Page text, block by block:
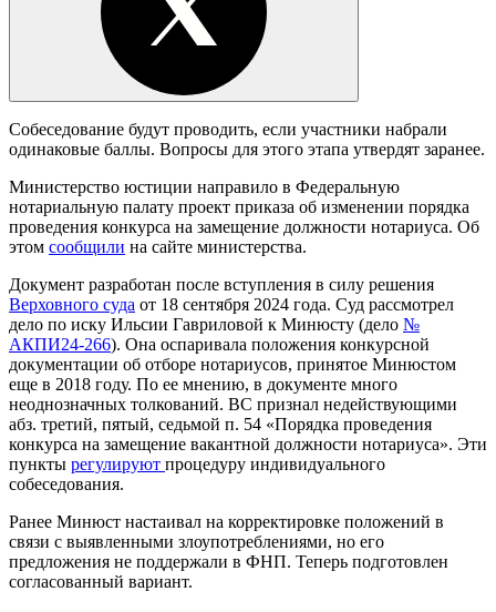
Собеседование будут проводить, если участники набрали
одинаковые баллы. Вопросы для этого этапа утвердят заранее.
Министерство юстиции направило в Федеральную
нотариальную палату проект приказа об изменении порядка
проведения конкурса на замещение должности нотариуса. Об
этом сообщили на сайте министерства.
Документ разработан после вступления в силу решения
Верховного суда от 18 сентября 2024 года. Суд рассмотрел
дело по иску Ильсии Гавриловой к Минюсту (дело №
АКПИ24-266). Она оспаривала положения конкурсной
документации об отборе нотариусов, принятое Минюстом
еще в 2018 году. По ее мнению, в документе много
неоднозначных толкований. ВС признал недействующими
абз. третий, пятый, седьмой п. 54 «Порядка проведения
конкурса на замещение вакантной должности нотариуса». Эти
пункты регулируют процедуру индивидуального
собеседования.
Ранее Минюст настаивал на корректировке положений в
связи с выявленными злоупотреблениями, но его
предложения не поддержали в ФНП. Теперь подготовлен
согласованный вариант.